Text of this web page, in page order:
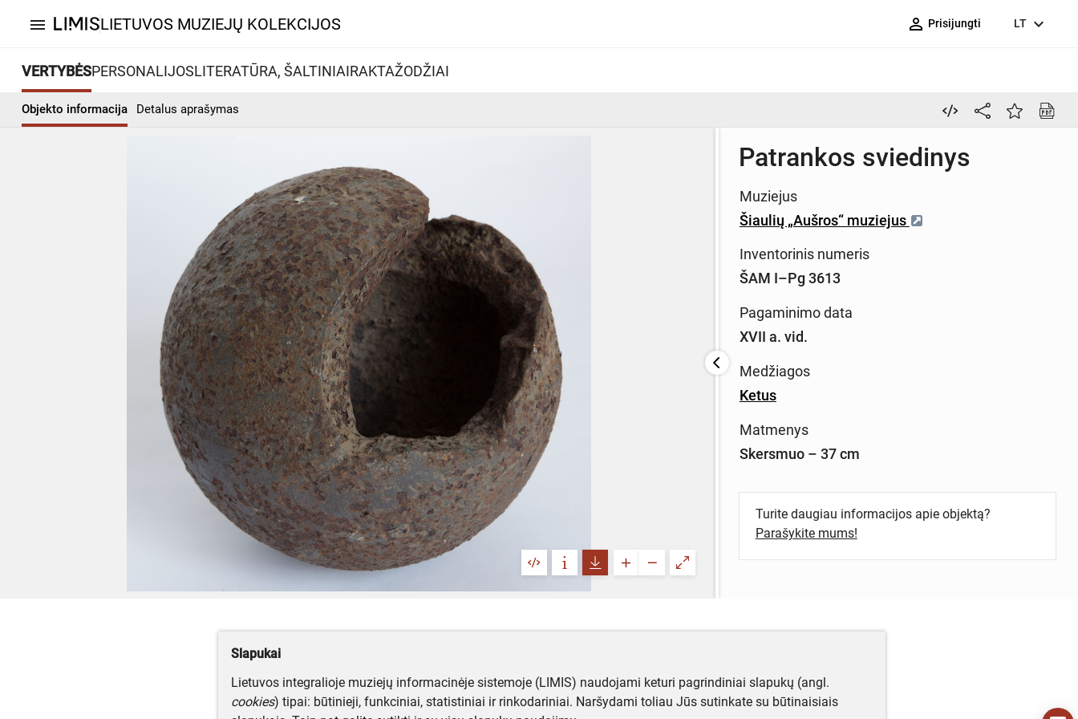
menu LIETUVOS MUZIEJŲ KOLEKCIJOS person_outline Prisijungti LT expand_more
VERTYBĖSPERSONALIJOSLITERATŪRA, ŠALTINIAIRAKTAŽODŽIAI
Objekto informacija Detalus aprašymas
Patrankos sviedinys
Muziejus
Šiaulių „Aušros“ muziejus
Inventorinis numeris
ŠAM I–Pg 3613
Pagaminimo data
XVII a. vid.
Medžiagos
Ketus
Matmenys
Skersmuo – 37 cm
Turite daugiau informacijos apie objektą?
Parašykite mums!
Slapukai
Lietuvos integralioje muziejų informacinėje sistemoje (LIMIS) naudojami keturi pagrindiniai slapukų (angl.
cookies) tipai: būtinieji, funkciniai, statistiniai ir rinkodariniai. Naršydami toliau Jūs sutinkate su būtinaisiais